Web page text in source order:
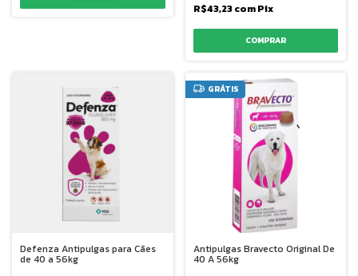
R$43,23comPix
Defenza Antipulgas para Cães
de 40 a 56kg
GRÁTIS
Antipulgas Bravecto Original De
40 A 56kg